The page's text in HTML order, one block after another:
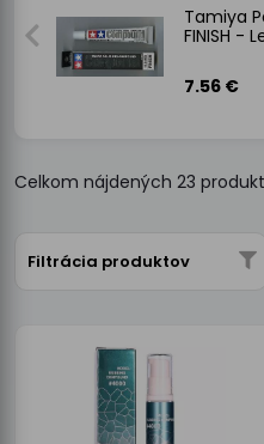
Tamiya
FINISH -
7.56 €
Celkom nájdených 23
Filtrácia produktov